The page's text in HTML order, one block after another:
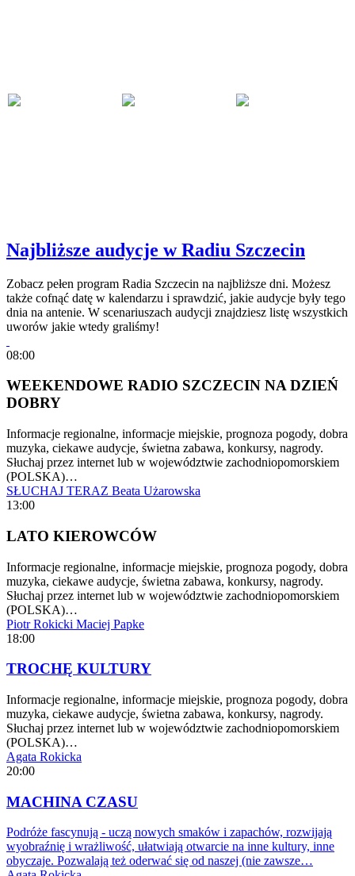
Najbliższe audycje w Radiu Szczecin
Zobacz pełen program Radia Szczecin na najbliższe dni. Możesz
także cofnąć datę w kalendarzu i sprawdzić, jakie audycje były tego
dnia na antenie. W scenariuszach audycji znajdziesz listę wszystkich
uworów jakie wtedy graliśmy!
08:00
WEEKENDOWE RADIO SZCZECIN NA DZIEŃ
DOBRY
Informacje regionalne, informacje miejskie, prognoza pogody, dobra
muzyka, ciekawe audycje, świetna zabawa, konkursy, nagrody.
Słuchaj przez internet lub w województwie zachodniopomorskiem
(POLSKA)…
SŁUCHAJ TERAZ Beata Użarowska
13:00
LATO KIEROWCÓW
Informacje regionalne, informacje miejskie, prognoza pogody, dobra
muzyka, ciekawe audycje, świetna zabawa, konkursy, nagrody.
Słuchaj przez internet lub w województwie zachodniopomorskiem
(POLSKA)…
Piotr Rokicki Maciej Papke
18:00
TROCHĘ KULTURY
Informacje regionalne, informacje miejskie, prognoza pogody, dobra
muzyka, ciekawe audycje, świetna zabawa, konkursy, nagrody.
Słuchaj przez internet lub w województwie zachodniopomorskiem
(POLSKA)…
Agata Rokicka
20:00
MACHINA CZASU
Podróże fascynują - uczą nowych smaków i zapachów, rozwijają
wyobraźnię i wrażliwość, ułatwiają otwarcie na inne kultury, inne
obyczaje. Pozwalają też oderwać się od naszej (nie zawsze…